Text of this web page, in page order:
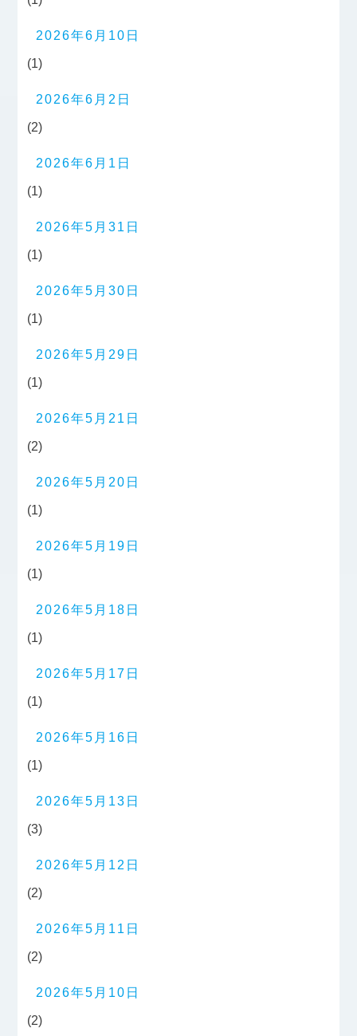
2026年6月10日
(1)
2026年6月2日
(2)
2026年6月1日
(1)
2026年5月31日
(1)
2026年5月30日
(1)
2026年5月29日
(1)
2026年5月21日
(2)
2026年5月20日
(1)
2026年5月19日
(1)
2026年5月18日
(1)
2026年5月17日
(1)
2026年5月16日
(1)
2026年5月13日
(3)
2026年5月12日
(2)
2026年5月11日
(2)
2026年5月10日
(2)